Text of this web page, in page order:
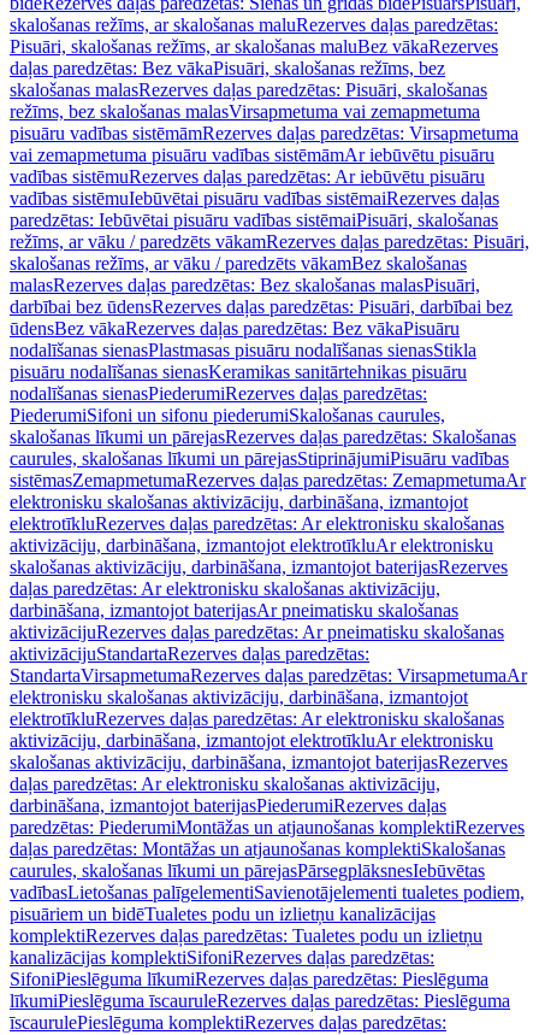
skalošanas režīms, ar skalošanas maluRezerves daļas paredzētas:
Pisuāri, skalošanas režīms, ar skalošanas maluBez vākaRezerves
daļas paredzētas: Bez vākaPisuāri, skalošanas režīms, bez
skalošanas malasRezerves daļas paredzētas: Pisuāri, skalošanas
režīms, bez skalošanas malasVirsapmetuma vai zemapmetuma
pisuāru vadības sistēmāmRezerves daļas paredzētas: Virsapmetuma
vai zemapmetuma pisuāru vadības sistēmāmAr iebūvētu pisuāru
vadības sistēmuRezerves daļas paredzētas: Ar iebūvētu pisuāru
vadības sistēmuIebūvētai pisuāru vadības sistēmaiRezerves daļas
paredzētas: Iebūvētai pisuāru vadības sistēmaiPisuāri, skalošanas
režīms, ar vāku / paredzēts vākamRezerves daļas paredzētas: Pisuāri,
skalošanas režīms, ar vāku / paredzēts vākamBez skalošanas
malasRezerves daļas paredzētas: Bez skalošanas malasPisuāri,
darbībai bez ūdensRezerves daļas paredzētas: Pisuāri, darbībai bez
ūdensBez vākaRezerves daļas paredzētas: Bez vākaPisuāru
nodalīšanas sienasPlastmasas pisuāru nodalīšanas sienasStikla
pisuāru nodalīšanas sienasKeramikas sanitārtehnikas pisuāru
nodalīšanas sienasPiederumiRezerves daļas paredzētas:
PiederumiSifoni un sifonu piederumiSkalošanas caurules,
skalošanas līkumi un pārejasRezerves daļas paredzētas: Skalošanas
caurules, skalošanas līkumi un pārejasStiprinājumiPisuāru vadības
sistēmasZemapmetumaRezerves daļas paredzētas: ZemapmetumaAr
elektronisku skalošanas aktivizāciju, darbināšana, izmantojot
elektrotīkluRezerves daļas paredzētas: Ar elektronisku skalošanas
aktivizāciju, darbināšana, izmantojot elektrotīkluAr elektronisku
skalošanas aktivizāciju, darbināšana, izmantojot baterijasRezerves
daļas paredzētas: Ar elektronisku skalošanas aktivizāciju,
darbināšana, izmantojot baterijasAr pneimatisku skalošanas
aktivizācijuRezerves daļas paredzētas: Ar pneimatisku skalošanas
aktivizācijuStandartaRezerves daļas paredzētas:
StandartaVirsapmetumaRezerves daļas paredzētas: VirsapmetumaAr
elektronisku skalošanas aktivizāciju, darbināšana, izmantojot
elektrotīkluRezerves daļas paredzētas: Ar elektronisku skalošanas
aktivizāciju, darbināšana, izmantojot elektrotīkluAr elektronisku
skalošanas aktivizāciju, darbināšana, izmantojot baterijasRezerves
daļas paredzētas: Ar elektronisku skalošanas aktivizāciju,
darbināšana, izmantojot baterijasPiederumiRezerves daļas
paredzētas: PiederumiMontāžas un atjaunošanas komplektiRezerves
daļas paredzētas: Montāžas un atjaunošanas komplektiSkalošanas
caurules, skalošanas līkumi un pārejasPārsegplāksnesIebūvētas
vadībasLietošanas palīgelementiSavienotājelementi tualetes podiem,
pisuāriem un bidēTualetes podu un izlietņu kanalizācijas
komplektiRezerves daļas paredzētas: Tualetes podu un izlietņu
kanalizācijas komplektiSifoniRezerves daļas paredzētas:
SifoniPieslēguma līkumiRezerves daļas paredzētas: Pieslēguma
līkumiPieslēguma īscauruleRezerves daļas paredzētas: Pieslēguma
īscaurulePieslēguma komplektiRezerves daļas paredzētas: